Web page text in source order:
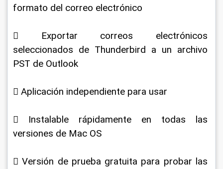
formato del correo electrónico
 Exportar correos electrónicos
seleccionados de Thunderbird a un archivo
PST de Outlook
 Aplicación independiente para usar
 Instalable rápidamente en todas las
versiones de Mac OS
 Versión de prueba gratuita para probar las